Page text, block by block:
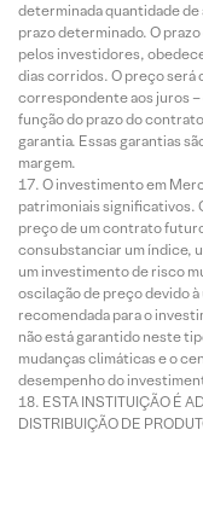
determinada quantidade de
prazo determinado. O
pelos investidores,
dias corridos. O preço será
correspondente aos juros
função do prazo do
garantia. Essas garantias
margem.
O investimento em
patrimoniais significativos.
preço de um contrato
consubstanciar um índice,
um investimento de risco
oscilação de preço devido
recomendada para o
não está garantido neste
mudanças climáticas e o
desempenho do
ESTA INSTITUIÇÃO É
DISTRIBUIÇÃO DE